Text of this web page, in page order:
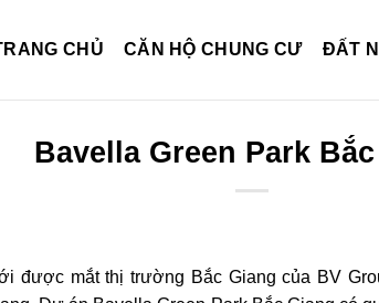
CHỦ CĂN HỘ CHUNG CƯ ĐẤT
Bavella Green Park
được mắt thị trường Bắc Giang của BV